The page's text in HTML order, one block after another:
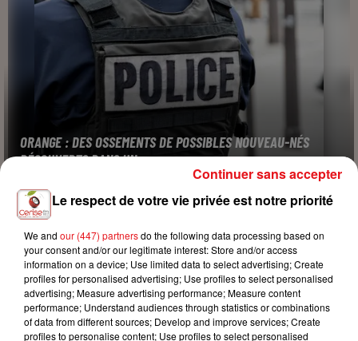
ORANGE : DES OSSEMENTS DE POSSIBLES NOUVEAU-NÉS
DÉCOUVERTS DANS UN...
Le respect de votre vie privée est notre priorité
We and our (447) partnersdo the following data processing based on
your consent and/or our legitimate interest: Store and/or access
information on a device; Use limited data to select advertising; Create
profiles for personalised advertising; Use profiles to select personalised
advertising; Measure advertising performance; Measure content
performance; Understand audiences through statistics or combinations
of data from different sources; Develop and improve services; Create
profiles to personalise content; Use profiles to select personalised
Continuer sans accepter